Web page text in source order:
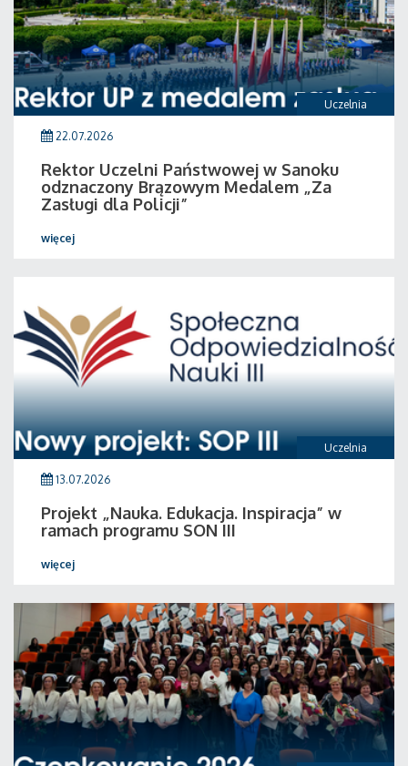
Uczelnia
22.07.2026
Rektor Uczelni Państwowej w Sanoku
odznaczony Brązowym Medalem „Za
Zasługi dla Policji”
więcej
Uczelnia
13.07.2026
Projekt „Nauka. Edukacja. Inspiracja” w
ramach programu SON III
więcej